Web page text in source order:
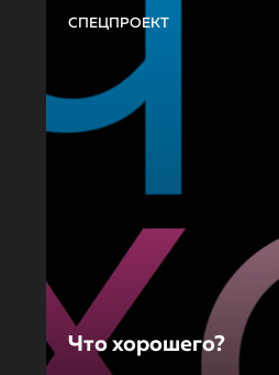
СПЕЦПРОЕКТ
Что хорошего?